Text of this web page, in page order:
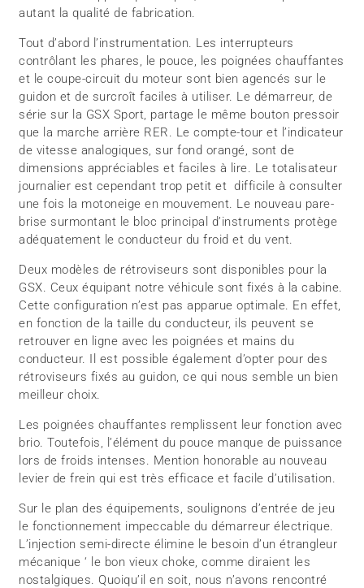
autant la qualité de fabrication.
Tout d’abord l’instrumentation. Les interrupteurs
contrôlant les phares, le pouce, les poignées chauffantes
et le coupe-circuit du moteur sont bien agencés sur le
guidon et de surcroît faciles à utiliser. Le démarreur, de
série sur la GSX Sport, partage le même bouton pressoir
que la marche arrière RER. Le compte-tour et l’indicateur
de vitesse analogiques, sur fond orangé, sont de
dimensions appréciables et faciles à lire. Le totalisateur
journalier est cependant trop petit et difficile à consulter
une fois la motoneige en mouvement. Le nouveau pare-
brise surmontant le bloc principal d’instruments protège
adéquatement le conducteur du froid et du vent.
Deux modèles de rétroviseurs sont disponibles pour la
GSX. Ceux équipant notre véhicule sont fixés à la cabine.
Cette configuration n’est pas apparue optimale. En effet,
en fonction de la taille du conducteur, ils peuvent se
retrouver en ligne avec les poignées et mains du
conducteur. Il est possible également d’opter pour des
rétroviseurs fixés au guidon, ce qui nous semble un bien
meilleur choix.
Les poignées chauffantes remplissent leur fonction avec
brio. Toutefois, l’élément du pouce manque de puissance
lors de froids intenses. Mention honorable au nouveau
levier de frein qui est très efficace et facile d’utilisation.
Sur le plan des équipements, soulignons d’entrée de jeu
le fonctionnement impeccable du démarreur électrique.
L’injection semi-directe élimine le besoin d’un étrangleur
mécanique ‘ le bon vieux choke, comme diraient les
nostalgiques. Quoiqu’il en soit, nous n’avons rencontré